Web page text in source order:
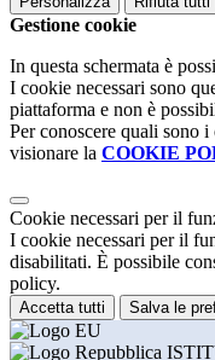
Gestione cookie
In questa schermata è
I cookie necessari sono
piattaforma e non è
Per conoscere quali sono
visionare la COOKIE
Cookie necessari per il
I cookie necessari per il
disabilitati. È possibile
policy.
Accetta tutti Salva le